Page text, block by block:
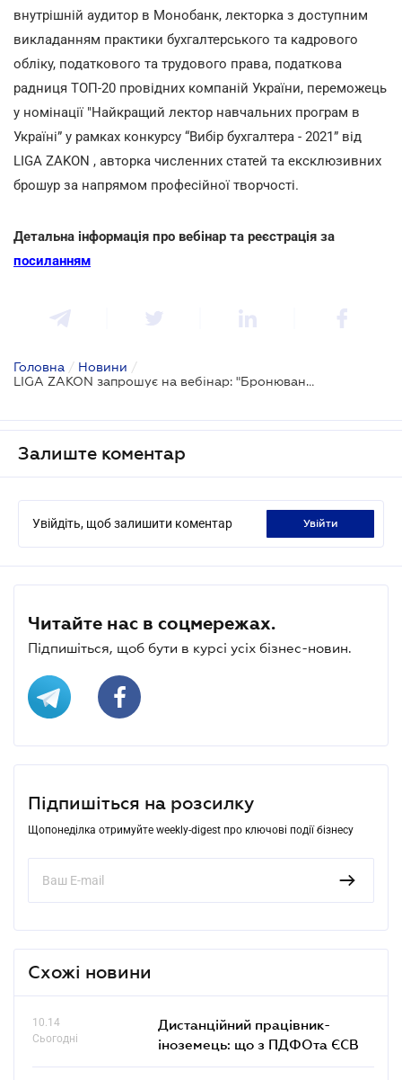
внутрішній аудитор в Монобанк, лекторка з доступним
викладанням практики бухгалтерського та кадрового
обліку, податкового та трудового права, податкова
радниця ТОП-20 провідних компаній України, переможець
у номінації "Найкращий лектор навчальних програм в
Україні” у рамках конкурсу “Вибір бухгалтера - 2021” від
LIGA ZAKON , авторка численних статей та ексклюзивних
брошур за напрямом професійної творчості.
Детальна інформація про вебінар та реєстрація за
посиланням
Головна / Новини /
LIGA ZAKON запрошує на вебінар: "Бронювання та анулювання бронювання. Критичний статус. Моніторинг. Перевірки ТЦК: зміни 2025"
Залиште коментар
Увійдіть, щоб залишити коментар увійти
Читайте нас в соцмережах.
Підпишіться, щоб бути в курсі усіх бізнес-новин.
Підпишіться на розсилку
Щопонеділка отримуйте weekly-digest про ключові події бізнесу
Схожі новини
10.14
Сьогодні
Дистанційний працівник-
іноземець: що з ПДФОта ЄСВ